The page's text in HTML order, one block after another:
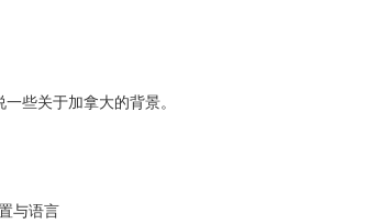
些关于加拿大的背景。
与语言